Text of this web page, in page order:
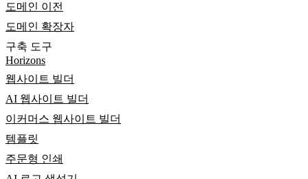
도메인 이전
도메인 확장자
구축 도구
Horizons
웹사이트 빌더
AI 웹사이트 빌더
이커머스 웹사이트 빌더
템플릿
주문형 인쇄